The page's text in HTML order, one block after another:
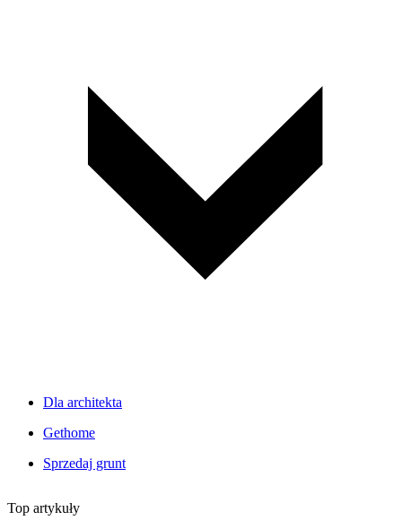
Dla architekta
Gethome
Sprzedaj grunt
Top artykuły